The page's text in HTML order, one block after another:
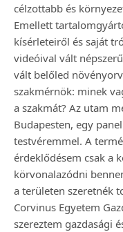
célzottabb és
Emellett
kísérleteiről és saját
videóival vált
vált belőled
szakmérnök: minek
a szakmát? Az utam
Budapesten, egy
testvéremmel. A
érdeklődésem csak a
körvonalazódni
a területen szeretnék
Corvinus Egyetem
szereztem gazdasági